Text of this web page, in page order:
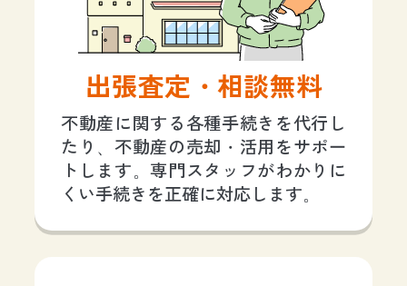
出張査定・相談無料
不動産に関する各種手続きを代行し
たり、不動産の売却・活用をサポー
トします。専門スタッフがわかりに
くい手続きを正確に対応します。